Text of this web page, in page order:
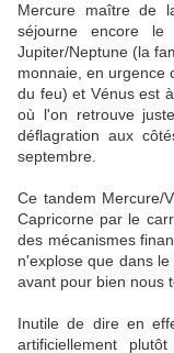
Mercure maître de
séjourne encore
Jupiter/Neptune (la
monnaie, en urgence
du feu) et Vénus est
où l'on retrouve
déflagration aux
septembre.
Ce tandem Mercure/
Capricorne par le
des mécanismes
n'explose que dans
avant pour bien nous
Inutile de dire en
artificiellement